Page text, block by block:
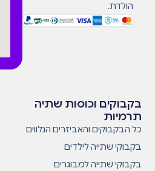
הולדת.
בקבוקים וכוסות שתיה
תרמיות
כל הבקבוקים והאביזרים הנלווים
בקבוקי שתייה לילדים
בקבוקי שתייה למבוגרים